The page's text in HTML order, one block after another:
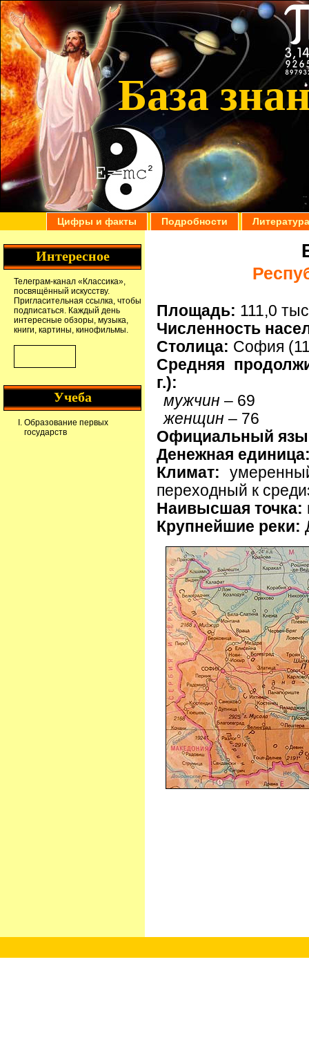
База
Цифры и факты Подробности Литература
Площадь: 111,0
Численность
Столица: София
Средняя
г.):
мужчин – 69
женщин – 76
Официальный
Денежная
Климат:
переходный к
Наивысшая точка:
Крупнейшие реки:
Интересное
Телеграм-канал «Классика»,
посвящённый искусству.
Пригласительная ссылка, чтобы
подписаться. Каждый день
интересные обзоры, музыка,
книги, картины, кинофильмы.
Учеба
Образование первых
государств